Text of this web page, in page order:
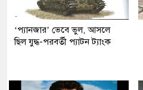
‘প্যানজার’ ভেবে ভুল, আসলে
ছিল যুদ্ধ-পরবর্তী প্যাটন ট্যাংক